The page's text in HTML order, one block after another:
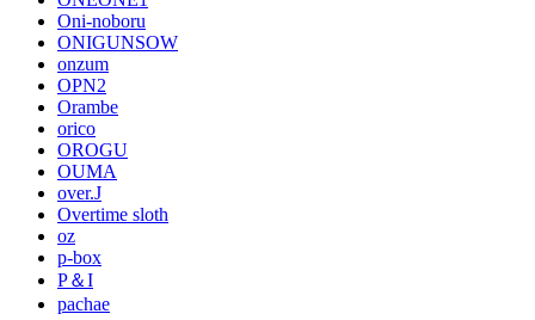
Oni-noboru
ONIGUNSOW
onzum
OPN2
Orambe
orico
OROGU
OUMA
over.J
Overtime sloth
oz
p-box
P＆I
pachae